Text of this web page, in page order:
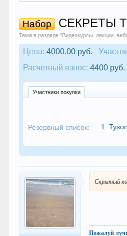
Набор СЕКРЕТЫ
Тема в разделе "Видеокурсы, лекции,
Цена: 4000.00 руб.
Расчетный взнос: 4400 руб.
Участники покупки
Резервный список: 1.
Скрытый
Пожалуй